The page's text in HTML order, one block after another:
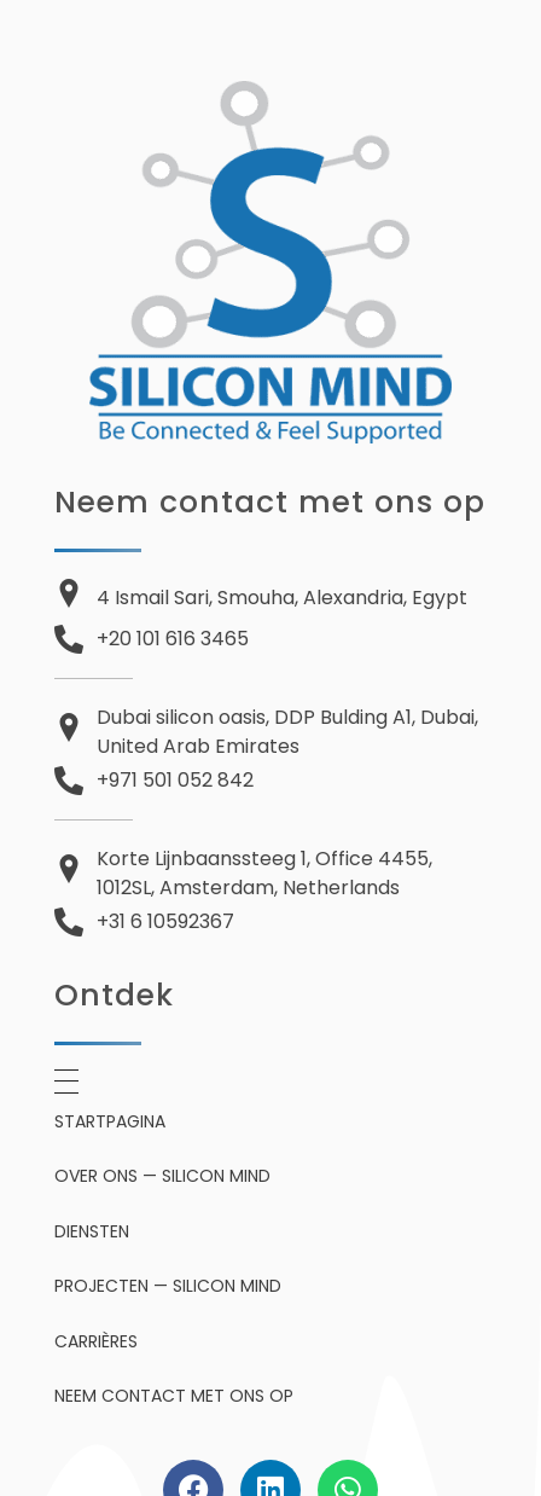
Neem contact met ons op
4 Ismail Sari, Smouha, Alexandria, Egypt
+20 101 616 3465
Dubai silicon oasis, DDP Bulding A1, Dubai,
United Arab Emirates
+971 501 052 842
Korte Lijnbaanssteeg 1, Office 4455,
1012SL, Amsterdam, Netherlands
+31 6 10592367
Ontdek
STARTPAGINA
OVER ONS — SILICON MIND
DIENSTEN
PROJECTEN — SILICON MIND
CARRIÈRES
NEEM CONTACT MET ONS OP